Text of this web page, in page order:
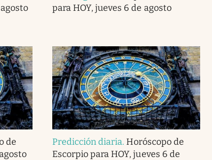
para HOY, jueves 6 de agosto
de
Predicción diaria. Horóscopo de
Escorpio para HOY, jueves 6 de